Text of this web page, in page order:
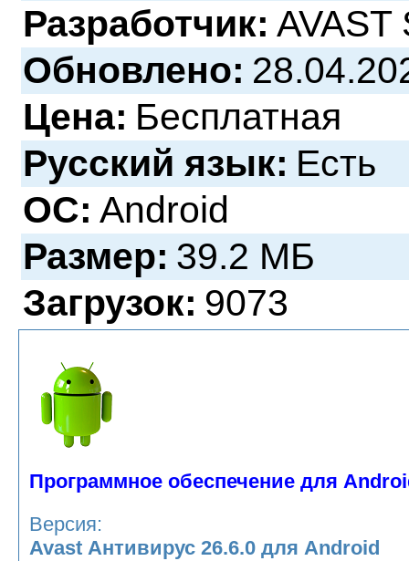
Разработчик: AVAST
Обновлено:
Цена: Бесплатная
Русский язык: Есть
ОС: Android
Размер: 39.2 МБ
Загрузок: 9073
Программное обеспечение для
Версия:
Avast Антивирус 26.6.0 для Android